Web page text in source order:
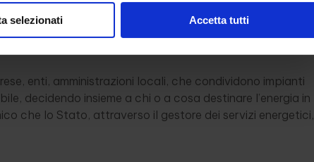
selezionati Accetta tutti
da fonti rinnovabili (prevalentemente fotovoltaico,
enti, amministrazioni locali, che condividono impianti
decidendo insieme a chi o a cosa destinare l’energia in
che lo Stato, attraverso il gestore dei servizi energetici,